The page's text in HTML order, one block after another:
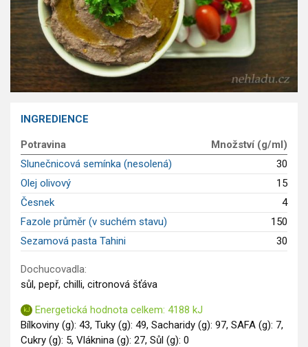
INGREDIENCE
Potravina
Množství (g/ml)
Slunečnicová semínka (nesolená)
30
Olej olivový
15
Česnek
4
Fazole průměr (v suchém stavu)
150
Sezamová pasta Tahini
30
Dochucovadla:
sůl, pepř, chilli, citronová šťáva
Energetická hodnota celkem: 4188 kJ
Bílkoviny (g): 43, Tuky (g): 49, Sacharidy (g): 97, SAFA (g): 7,
Cukry (g): 5, Vláknina (g): 27, Sůl (g): 0